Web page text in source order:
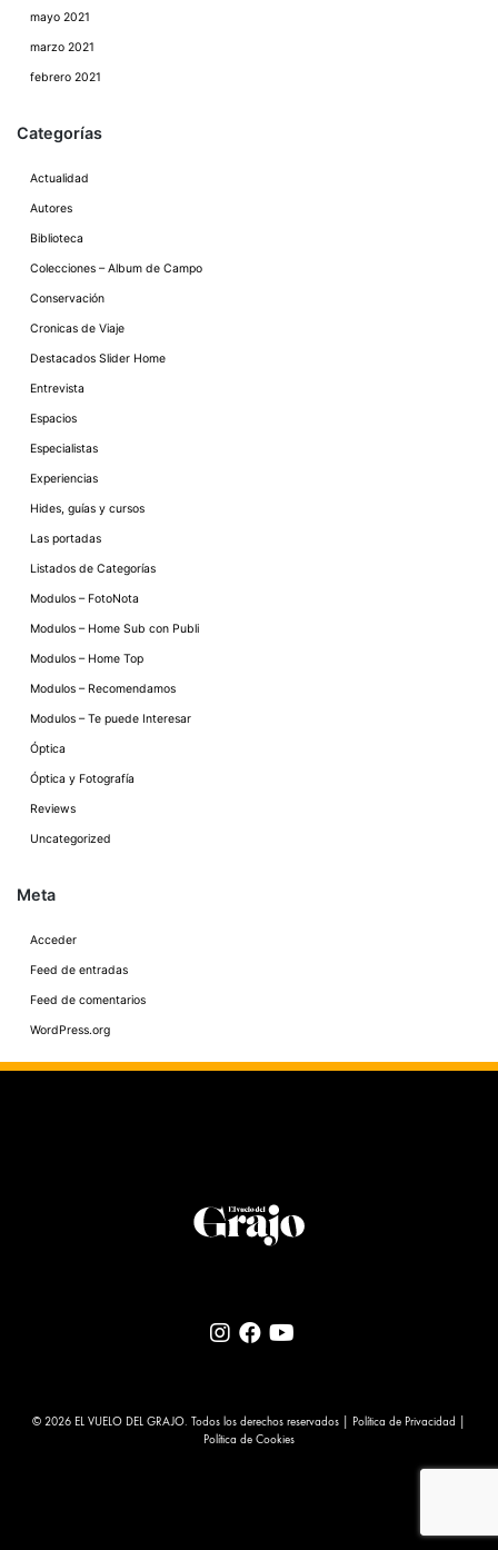
mayo 2021
marzo 2021
febrero 2021
Categorías
Actualidad
Autores
Biblioteca
Colecciones – Album de Campo
Conservación
Cronicas de Viaje
Destacados Slider Home
Entrevista
Espacios
Especialistas
Experiencias
Hides, guías y cursos
Las portadas
Listados de Categorías
Modulos – FotoNota
Modulos – Home Sub con Publi
Modulos – Home Top
Modulos – Recomendamos
Modulos – Te puede Interesar
Óptica
Óptica y Fotografía
Reviews
Uncategorized
Meta
Acceder
Feed de entradas
Feed de comentarios
WordPress.org
© 2026 EL VUELO DEL GRAJO. Todos los derechos reservados | Política de Privacidad
Política de Cookies